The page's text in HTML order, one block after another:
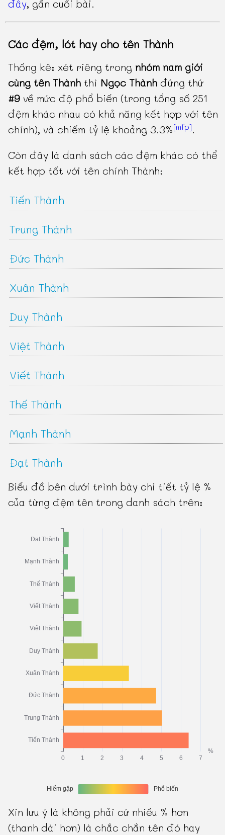
đây, gần cuối bài.
Các đệm, lót hay cho tên Thành
Thống kê: xét riêng trong nhóm nam giới
cùng tên Thành thì Ngọc Thành đứng thứ
#9 về mức độ phổ biến (trong tổng số 251
đệm khác nhau có khả năng kết hợp với tên
chính), và chiếm tỷ lệ khoảng 3.3%[mfp].
Còn đây là danh sách các đệm khác có thể
kết hợp tốt với tên chính Thành:
Tiến Thành
Trung Thành
Đức Thành
Xuân Thành
Duy Thành
Việt Thành
Viết Thành
Thế Thành
Mạnh Thành
Đạt Thành
Biểu đồ bên dưới trình bày chi tiết tỷ lệ %
của từng đệm tên trong danh sách trên:
Xin lưu ý là không phải cứ nhiều % hơn
(thanh dài hơn) là chắc chắn tên đó hay